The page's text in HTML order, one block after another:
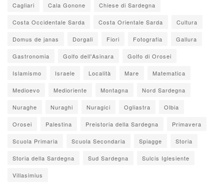
Cagliari Cala Gonone Chiese di Sardegna
Costa Occidentale Sarda Costa Orientale Sarda Cultura
Domus de janas Dorgali Fiori Fotografia Gallura
Gastronomia Golfo dell'Asinara Golfo di Orosei
Islamismo Israele Località Mare Matematica
Medioevo Medioriente Montagna Nord Sardegna
Nuraghe Nuraghi Nuragici Ogliastra Olbia
Orosei Palestina Preistoria della Sardegna Primavera
Scuola Primaria Scuola Secondaria Spiagge Storia
Storia della Sardegna Sud Sardegna Sulcis Iglesiente
Villasimius